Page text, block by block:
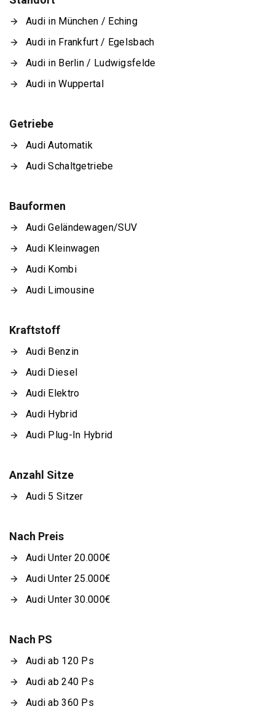
Audi in München / Eching
Audi in Frankfurt / Egelsbach
Audi in Berlin / Ludwigsfelde
Audi in Wuppertal
Getriebe
Audi Automatik
Audi Schaltgetriebe
Bauformen
Audi Geländewagen/SUV
Audi Kleinwagen
Audi Kombi
Audi Limousine
Kraftstoff
Audi Benzin
Audi Diesel
Audi Elektro
Audi Hybrid
Audi Plug-In Hybrid
Anzahl Sitze
Audi 5 Sitzer
Nach Preis
Audi Unter 20.000€
Audi Unter 25.000€
Audi Unter 30.000€
Nach PS
Audi ab 120 Ps
Audi ab 240 Ps
Audi ab 360 Ps